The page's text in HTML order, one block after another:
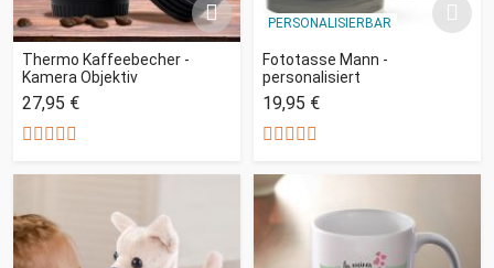
Thermo Kaffeebecher -
Kamera Objektiv
27,95 €
PERSONALISIERBAR
Fototasse Mann -
personalisiert
19,95 €